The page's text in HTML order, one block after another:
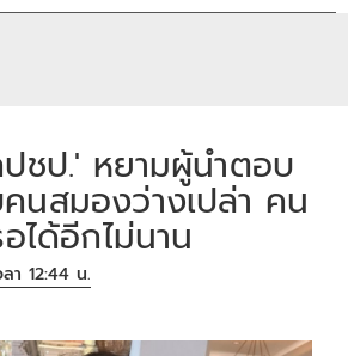
ชป.' หยามผู้นำตอบ
นสมองว่างเปล่า คน
ได้อีกไม่นาน
า 12:44 น.